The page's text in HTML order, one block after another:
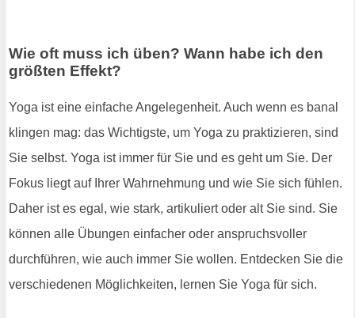
Wie oft muss ich üben? Wann habe ich den
größten Effekt?
Yoga ist eine einfache Angelegenheit. Auch wenn es banal
klingen mag: das Wichtigste, um Yoga zu praktizieren, sind
Sie selbst. Yoga ist immer für Sie und es geht um Sie. Der
Fokus liegt auf Ihrer Wahrnehmung und wie Sie sich fühlen.
Daher ist es egal, wie stark, artikuliert oder alt Sie sind. Sie
können alle Übungen einfacher oder anspruchsvoller
durchführen, wie auch immer Sie wollen. Entdecken Sie die
verschiedenen Möglichkeiten, lernen Sie Yoga für sich.